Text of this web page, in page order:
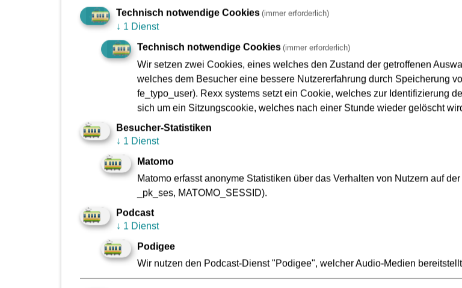
Technisch notwendige Cookies (immer erforderlich)
↓ 1 Dienst
Technisch notwendige Cookies (immer erforderlich)
Wir setzen zwei Cookies, eines welches den Zustand der getroffenen
welches dem Besucher eine bessere Nutzererfahrung durch Speicherung
fe_typo_user). Rexx systems setzt ein Cookie, welches zur Identifizierung
sich um ein Sitzungscookie, welches nach einer Stunde wieder gelöscht
Besucher-Statistiken
↓ 1 Dienst
Matomo
Matomo erfasst anonyme Statistiken über das Verhalten von Nutzern auf
_pk_ses, MATOMO_SESSID).
Podcast
↓ 1 Dienst
Podigee
Wir nutzen den Podcast-Dienst "Podigee", welcher Audio-Medien